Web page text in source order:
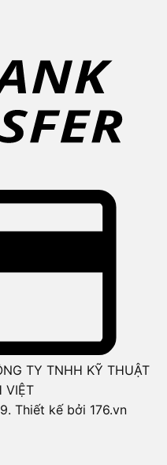
TY TNHH KỸ THUẬT
VIỆT
Thiết kế bởi 176.vn